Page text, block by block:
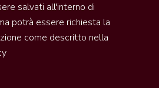
salvati all'interno di
potrà essere richiesta la
come descritto nella